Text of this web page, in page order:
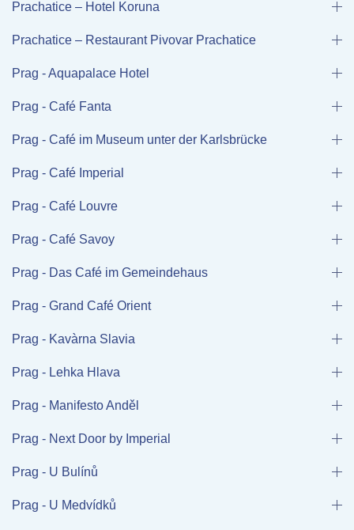
Prachatice – Hotel Koruna
Prachatice – Restaurant Pivovar Prachatice
Prag - Aquapalace Hotel
Prag - Café Fanta
Prag - Café im Museum unter der Karlsbrücke
Prag - Café Imperial
Prag - Café Louvre
Prag - Café Savoy
Prag - Das Café im Gemeindehaus
Prag - Grand Café Orient
Prag - Kavàrna Slavia
Prag - Lehka Hlava
Prag - Manifesto Anděl
Prag - Next Door by Imperial
Prag - U Bulínů
Prag - U Medvídků